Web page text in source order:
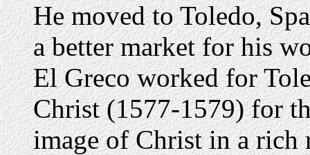
He moved to Toledo,
a better market for his
El Greco worked for
Christ (1577-1579) for
image of Christ in a rich